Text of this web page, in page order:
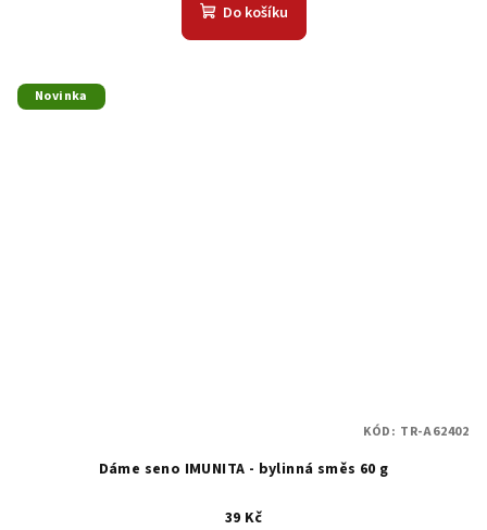
Do košíku
Novinka
Dáme seno IMUNITA - bylinná směs 60 g
39 Kč
KÓD: TR-A62402